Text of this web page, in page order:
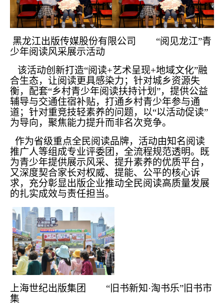
黑龙江出版传媒股份有限公司 “阅见龙江”青
少年阅读风采展示活动
该活动创新打造“阅读+艺术呈现+地域文化”融
合生态，让阅读更具感染力；针对城乡资源失
衡，配套“乡村青少年阅读扶持计划”，提供公益
辅导与交通住宿补贴，打通乡村青少年参与通
道；针对重竞技轻素养的问题，以“以活动促读”
为导向，聚焦能力提升而非名次竞争。
作为省级重点全民阅读品牌，活动由知名阅读
推广人等组成专业评委团，全流程规范透明。既
为青少年提供展示风采、提升素养的优质平台，
又深度契合家长对权威、提能、公平的核心诉
求，充分彰显出版企业推动全民阅读高质量发展
的扎实成效与责任担当。
上海世纪出版集团 “旧书新知·淘书乐”旧书市
集